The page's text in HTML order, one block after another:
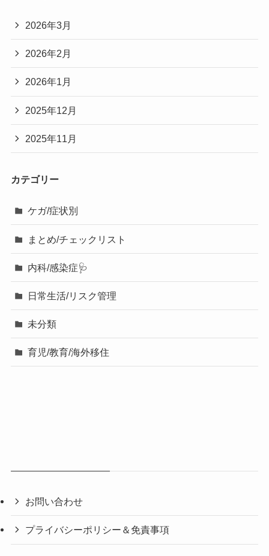
2026年3月
2026年2月
2026年1月
2025年12月
2025年11月
カテゴリー
ケガ/症状別
まとめ/チェックリスト
内科/感染症🩺
日常生活/リスク管理
未分類
育児/教育/海外移住
お問い合わせ
プライバシーポリシー＆免責事項